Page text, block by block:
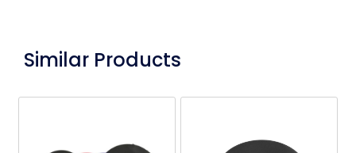
Similar Products